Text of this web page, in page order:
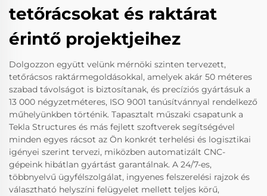
tetőrácsokat és raktárat
érintő projektjeihez
Dolgozzon együtt velünk mérnöki szinten tervezett,
tetőrácsos raktármegoldásokkal, amelyek akár 50 méteres
szabad távolságot is biztosítanak, és precíziós gyártásuk a
13 000 négyzetméteres, ISO 9001 tanúsítvánnyal rendelkező
műhelyünkben történik. Tapasztalt műszaki csapatunk a
Tekla Structures és más fejlett szoftverek segítségével
minden egyes rácsot az Ön konkrét terhelési és logisztikai
igényei szerint tervezi, miközben automatizált CNC-
gépeink hibátlan gyártást garantálnak. A 24/7-es,
többnyelvű ügyfélszolgálat, ingyenes felszerelési rajzok és
választható helyszíni felügyelet mellett teljes körű,